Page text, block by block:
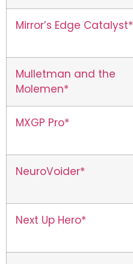
Mirror’s Edge Catalyst*
Mulletman and the
Molemen*
MXGP Pro*
NeuroVoider*
Next Up Hero*